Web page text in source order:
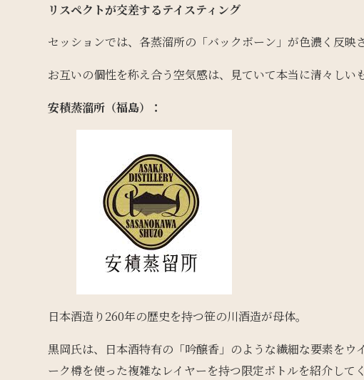
リスペクトが交差するテイスティング
セッションでは、各蒸溜所の「バックボーン」が色濃く反映
お互いの個性を称え合う空気感は、見ていて本当に清々しい
安積蒸溜所（福島）：
日本酒造り260年の歴史を持つ笹の川酒造が母体。
黒岡氏は、日本酒特有の「吟醸香」のような繊細な要素を
ーク樽を使った複雑なレイヤーを持つ限定ボトルを紹介して